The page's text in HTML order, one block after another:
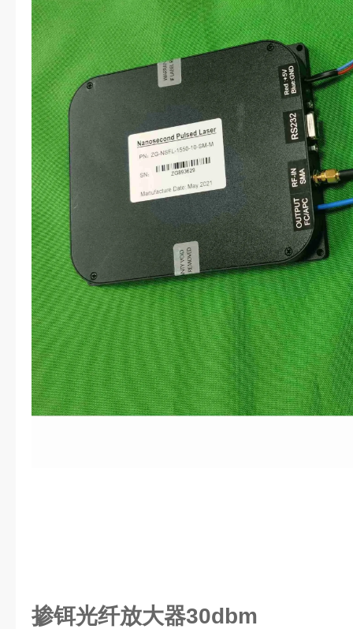
掺铒光纤放大器30dbm